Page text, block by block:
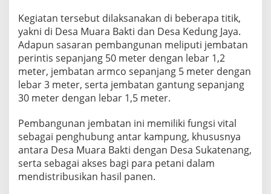
u
n
t
u
k
M
a
s
y
r
a
k
a
t
Kegiatan tersebut dilaksanakan di beberapa titik,
yakni di Desa Muara Bakti dan Desa Kedung Jaya.
Adapun sasaran pembangunan meliputi jembatan
perintis sepanjang 50 meter dengan lebar 1,2
meter, jembatan armco sepanjang 5 meter dengan
lebar 3 meter, serta jembatan gantung sepanjang
30 meter dengan lebar 1,5 meter.
Pembangunan jembatan ini memiliki fungsi vital
sebagai penghubung antar kampung, khususnya
antara Desa Muara Bakti dengan Desa Sukatenang,
serta sebagai akses bagi para petani dalam
mendistribusikan hasil panen.